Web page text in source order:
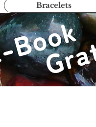
Bracelets